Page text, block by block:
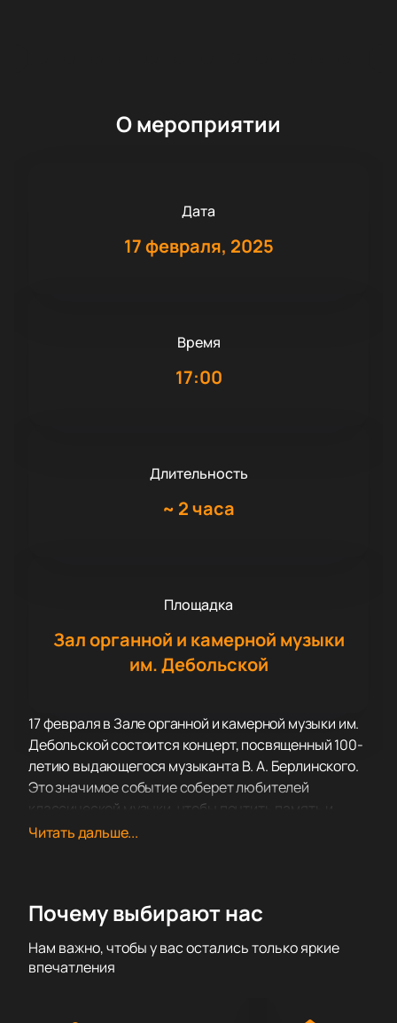
О мероприятии
Дата
17 февраля, 2025
Время
17:00
Длительность
~ 2 часа
Площадка
Зал органной и камерной музыки
им. Дебольской
17 февраля в Зале органной и камерной музыки им.
Дебольской состоится концерт, посвященный 100-
летию выдающегося музыканта В. А. Берлинского.
Это значимое событие соберет любителей
классической музыки, чтобы почтить память и
творчество великого артиста. В программе вечера
знаменитый квартет имени Берлинского.
славится своей великолепной акустикой и уютной
атмосферой, что делает его идеальным местом
Читать дальше...
Почему выбирают нас
Нам важно, чтобы у вас остались только яркие
впечатления